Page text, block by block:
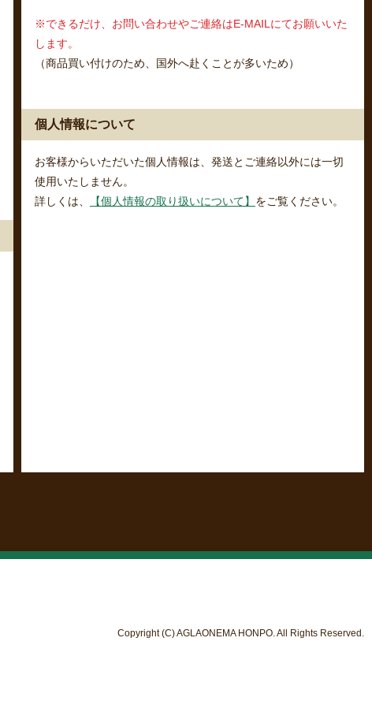
※できるだけ、お問い合わせやご連絡はE-MAILにてお願いいた
します。
（商品買い付けのため、国外へ赴くことが多いため）
個人情報について
お客様からいただいた個人情報は、発送とご連絡以外には一切
使用いたしません。
詳しくは、
【個人情報の取り扱いについて】 をご覧ください。
Copyright (C) AGLAONEMA HONPO. All Rights Reserved.